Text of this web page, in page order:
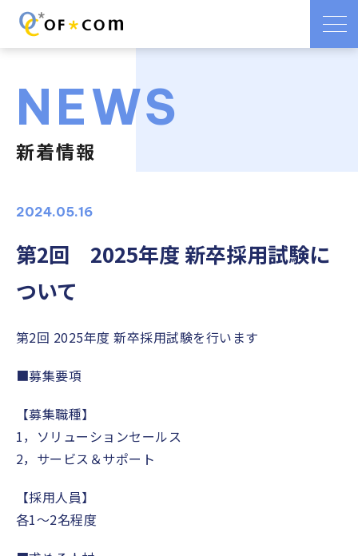
NEWS
新着情報
2024.05.16
第2回 2025年度 新卒採用試験に
ついて
第2回 2025年度 新卒採用試験を行います
■募集要項
【募集職種】
1，ソリューションセールス
2，サービス＆サポート
【採用人員】
各1～2名程度